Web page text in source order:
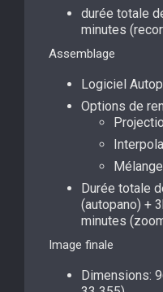
durée totale
minutes
Assemblage
Logiciel
Options de
Durée totale
(autopano) +
minutes
Image finale
Dimensions: